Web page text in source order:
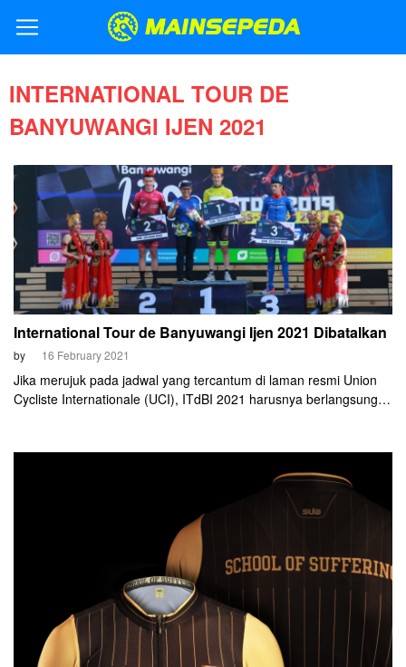
INTERNATIONAL TOUR DE
BANYUWANGI IJEN 2021
International Tour de Banyuwangi Ijen 2021 Dibatalkan
by 16 February 2021
Jika merujuk pada jadwal yang tercantum di laman resmi Union
Cycliste Internationale (UCI), ITdBI 2021 harusnya berlangsung